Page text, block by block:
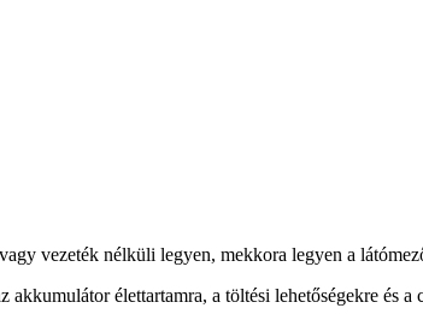
vezeték nélküli legyen, mekkora legyen a
akkumulátor élettartamra, a töltési lehetőségekre és a